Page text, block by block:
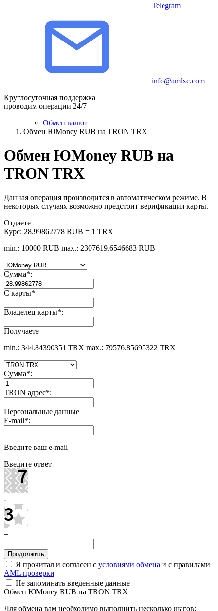
Telegram
info@amlxe.com
Круглосуточная поддержка
проводим операции 24/7
Обмен валют
Обмен ЮMoney RUB на TRON TRX
Обмен ЮMoney RUB на
TRON TRX
Данная операция производится в автоматическом режиме. В
некоторых случаях возможно предстоит верификация карты.
Отдаете
Курс: 28.99862778 RUB = 1 TRX
min.: 10000 RUB max.: 2307619.6546683 RUB
Сумма*:
С карты*:
Владелец карты*:
Получаете
min.: 344.84390351 TRX max.: 79576.85695322 TRX
Сумма*:
TRON адрес*:
Персональные данные
E-mail*:
Введите ваш e-mail
Введите ответ
-
=
Я прочитал и согласен с условиями обмена и с правилами
AML проверки
Не запоминать введенные данные
Обмен ЮMoney RUB на TRON TRX
Для обмена вам необходимо выполнить несколько шагов: